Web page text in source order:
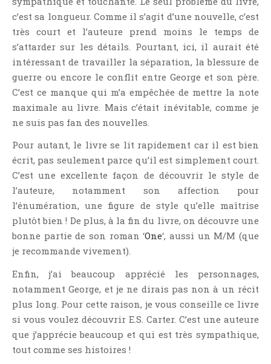
Témoignage
Thriller
Thriller Psychologique
Throwback Thursday Livresque
Top Ten Tuesday
c’est sa longueur. Comme il s’agit d’une nouvelle, c’est
très court et l’auteure prend moins le temps de
s’attarder sur les détails. Pourtant, ici, il aurait été
intéressant de travailler la séparation, la blessure de
guerre ou encore le conflit entre George et son père.
C’est ce manque qui m’a empêchée de mettre la note
maximale au livre. Mais c’était inévitable, comme je
ne suis pas fan des nouvelles.
Pour autant, le livre se lit rapidement car il est bien
écrit, pas seulement parce qu’il est simplement court.
C’est une excellente façon de découvrir le style de
l’auteure, notamment son affection pour
l’énumération, une figure de style qu’elle maîtrise
plutôt bien ! De plus, à la fin du livre, on découvre une
bonne partie de son roman ‘One‘, aussi un M/M (que
je recommande vivement).
Enfin, j’ai beaucoup apprécié les personnages,
notamment George, et je ne dirais pas non à un récit
plus long. Pour cette raison, je vous conseille ce livre
si vous voulez découvrir E.S. Carter. C’est une auteure
que j’apprécie beaucoup et qui est très sympathique,
tout comme ses histoires !